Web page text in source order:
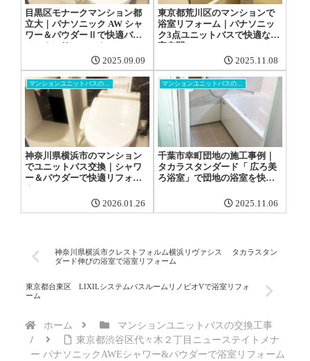
目黒区モナークマンション都
立大｜パナソニック AW シャ
ワー＆パウダーⅡで快適バス
ルームにリフォーム
2025.09.09
東京都荒川区のマンションで
浴室リフォーム｜パナソニッ
ク3点ユニットバスで快適な浴
室空間に
2025.11.08
神奈川県横浜市のマンション
でユニットバス交換｜シャワ
ー＆パウダーで快適リフォー
ム
2026.01.26
千葉市幸町団地の施工事例｜
タカラスタンダード「 広ろ美
ろ浴室」で団地の浴室を快適
に
2025.11.06
神奈川県横浜市クレストフォルム横浜リヴァシス タカラスタン
ダード伸びの浴室で浴室リフォーム
東京都台東区 LIXILシステムバスルームリノビオVで浴室リフォ
ーム
ホーム
マンションユニットバスの交換工事
東京都渋谷区代々木２丁目ニューステイトメナ
ー パナソニックAWEシャワー&パウダーで浴室リフォーム